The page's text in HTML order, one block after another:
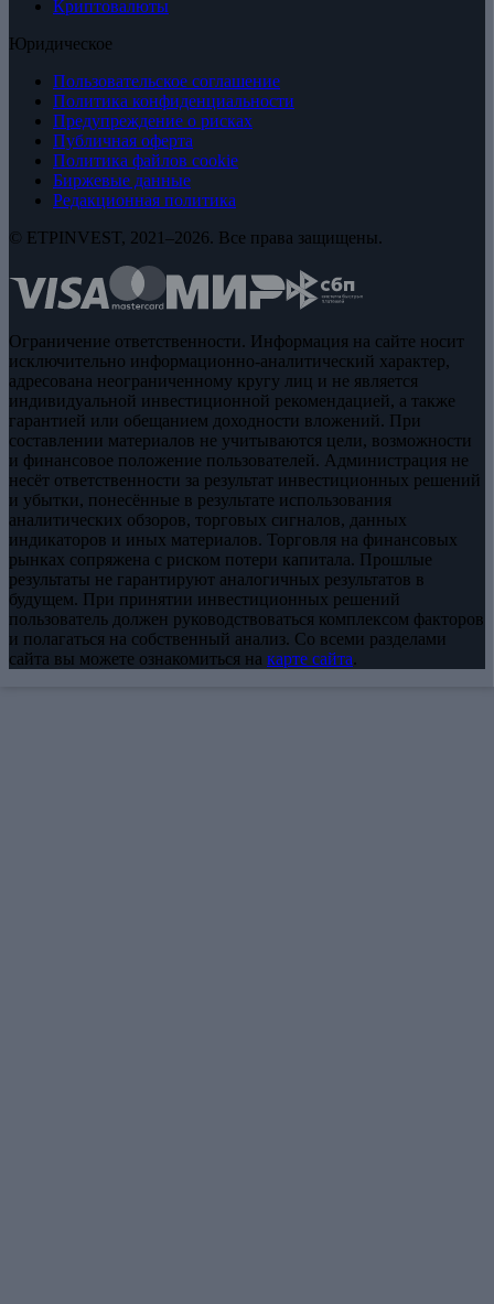
Криптовалюты
Юридическое
Пользовательское соглашение
Политика конфиденциальности
Предупреждение о рисках
Публичная оферта
Политика файлов cookie
Биржевые данные
Редакционная политика
© ETPINVEST, 2021–2026. Все права защищены.
Ограничение ответственности. Информация на сайте носит
исключительно информационно-аналитический характер,
адресована неограниченному кругу лиц и не является
индивидуальной инвестиционной рекомендацией, а также
гарантией или обещанием доходности вложений. При
составлении материалов не учитываются цели, возможности
и финансовое положение пользователей. Администрация не
несёт ответственности за результат инвестиционных решений
и убытки, понесённые в результате использования
аналитических обзоров, торговых сигналов, данных
индикаторов и иных материалов. Торговля на финансовых
рынках сопряжена с риском потери капитала. Прошлые
результаты не гарантируют аналогичных результатов в
будущем. При принятии инвестиционных решений
пользователь должен руководствоваться комплексом факторов
и полагаться на собственный анализ. Со всеми разделами
сайта вы можете ознакомиться на карте сайта.